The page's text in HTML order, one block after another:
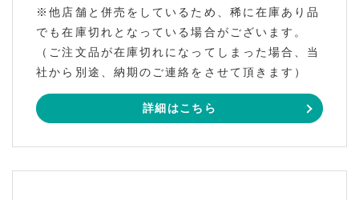
※他店舗と併売をしているため、稀に在庫あり品
でも在庫切れとなっている場合がございます。
（ご注文品が在庫切れになってしまった場合、当
社から別途、納期のご連絡をさせて頂きます）
詳細はこちら